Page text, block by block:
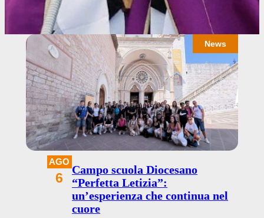
News
AGO
6
Campo scuola Diocesano
“Perfetta Letizia”:
un’esperienza che continua nel
cuore